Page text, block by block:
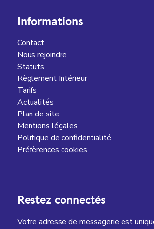
Informations
Contact
Nous rejoindre
Statuts
Règlement Intérieur
Tarifs
Actualités
Plan de site
Mentions légales
Politique de confidentialité
Préfèrences cookies
Restez connectés
Votre adresse de messagerie est